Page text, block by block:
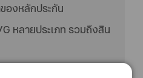
องหลักประกัน
หลายประเภท รวมถึงสิน